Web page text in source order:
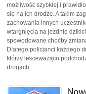
możliwość szybkiej i
się na ich drodze. A takim
zachowania innych
wtargnięcia na jezdnię
spowodowane choćby
Dlatego policjanci każdego
którzy lekceważąco
drogach.